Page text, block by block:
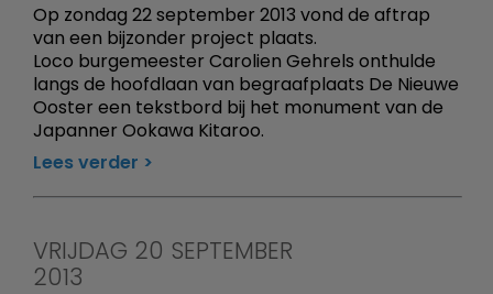
Op zondag 22 september 2013 vond de aftrap
van een bijzonder project plaats.
Loco burgemeester Carolien Gehrels onthulde
langs de hoofdlaan van begraafplaats De Nieuwe
Ooster een tekstbord bij het monument van de
Japanner Ookawa Kitaroo.
Lees verder
VRIJDAG 20 SEPTEMBER
2013